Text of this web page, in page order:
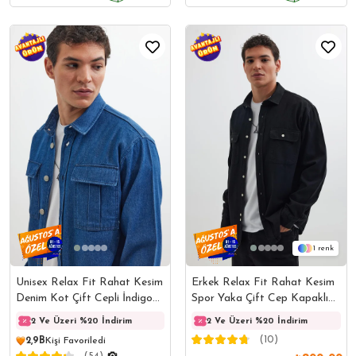
Unisex Relax Fit Rahat Kesim
Denim Kot Çift Cepli İndigo
Overshirt Ceket Tarzı Gömlek
2 Ve Üzeri %20 İndirim 2 Ve Üzeri %20 İndirim
2,9B Kişi Favoriledi
1
Erkek Relax Fit Rahat Kesim
Spor Yaka Çift Cep Kapaklı
Denim Siyah Gömlek
2 Ve Üzeri %20 İndirim
(10)